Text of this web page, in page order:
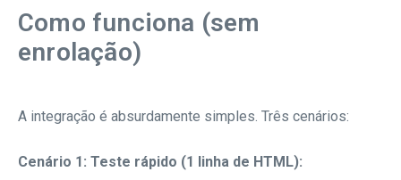
Como funciona (sem
enrolação)
A integração é absurdamente simples. Três cenários:
Cenário 1: Teste rápido (1 linha de HTML):